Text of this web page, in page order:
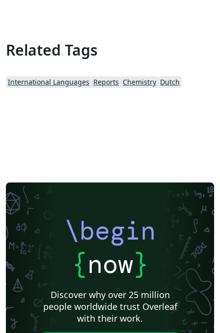
Related Tags
International Languages Reports Chemistry Dutch
\begin
{now}
Discover why over 25 million
people worldwide trust Overleaf
with their work.